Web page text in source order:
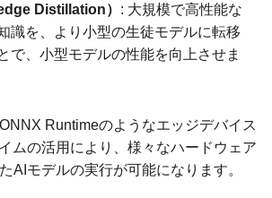
Distillation） : 大規模で高性能な
識を、より小型の生徒モデルに転移
で、小型モデルの性能を向上させま
Runtimeのようなエッジデバイス
ムの活用により、様々なハードウェア
AIモデルの実行が可能になります。